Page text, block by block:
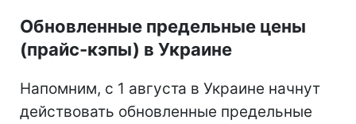
Обновленные предельные цены
(прайс-кэпы) в Украине
Напомним, с 1 августа в Украине начнут
действовать обновленные предельные